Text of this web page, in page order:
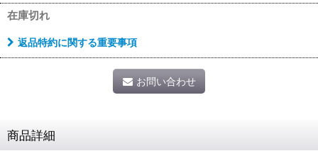
在庫切れ
返品特約に関する重要事項
お問い合わせ
商品詳細